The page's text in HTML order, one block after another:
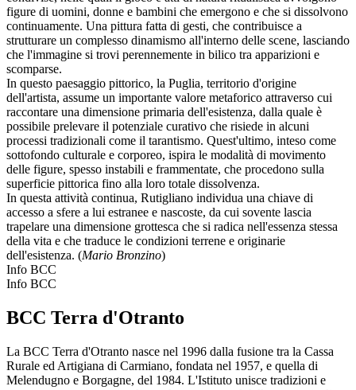
figure di uomini, donne e bambini che emergono e che si dissolvono
continuamente. Una pittura fatta di gesti, che contribuisce a
strutturare un complesso dinamismo all'interno delle scene, lasciando
che l'immagine si trovi perennemente in bilico tra apparizioni e
scomparse.
In questo paesaggio pittorico, la Puglia, territorio d'origine
dell'artista, assume un importante valore metaforico attraverso cui
raccontare una dimensione primaria dell'esistenza, dalla quale è
possibile prelevare il potenziale curativo che risiede in alcuni
processi tradizionali come il tarantismo. Quest'ultimo, inteso come
sottofondo culturale e corporeo, ispira le modalità di movimento
delle figure, spesso instabili e frammentate, che procedono sulla
superficie pittorica fino alla loro totale dissolvenza.
In questa attività continua, Rutigliano individua una chiave di
accesso a sfere a lui estranee e nascoste, da cui sovente lascia
trapelare una dimensione grottesca che si radica nell'essenza stessa
della vita e che traduce le condizioni terrene e originarie
dell'esistenza. (Mario Bronzino)
Info BCC
Info BCC
BCC Terra d'Otranto
La BCC Terra d'Otranto nasce nel 1996 dalla fusione tra la Cassa
Rurale ed Artigiana di Carmiano, fondata nel 1957, e quella di
Melendugno e Borgagne, del 1984. L'Istituto unisce tradizioni e